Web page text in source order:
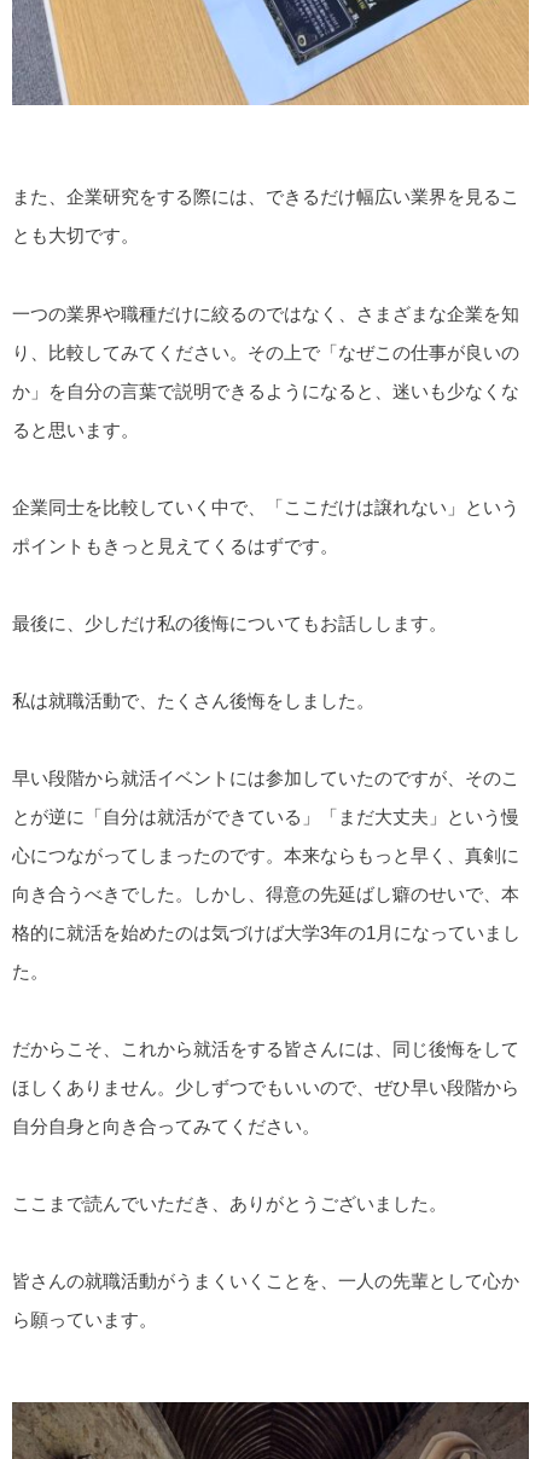
また、企業研究をする際には、できるだけ幅広い業界を見るこ
とも大切です。
一つの業界や職種だけに絞るのではなく、さまざまな企業を知
り、比較してみてください。その上で「なぜこの仕事が良いの
か」を自分の言葉で説明できるようになると、迷いも少なくな
ると思います。
企業同士を比較していく中で、「ここだけは譲れない」という
ポイントもきっと見えてくるはずです。
最後に、少しだけ私の後悔についてもお話しします。
私は就職活動で、たくさん後悔をしました。
早い段階から就活イベントには参加していたのですが、そのこ
とが逆に「自分は就活ができている」「まだ大丈夫」という慢
心につながってしまったのです。本来ならもっと早く、真剣に
向き合うべきでした。しかし、得意の先延ばし癖のせいで、本
格的に就活を始めたのは気づけば大学3年の1月になっていまし
た。
だからこそ、これから就活をする皆さんには、同じ後悔をして
ほしくありません。少しずつでもいいので、ぜひ早い段階から
自分自身と向き合ってみてください。
ここまで読んでいただき、ありがとうございました。
皆さんの就職活動がうまくいくことを、一人の先輩として心か
ら願っています。